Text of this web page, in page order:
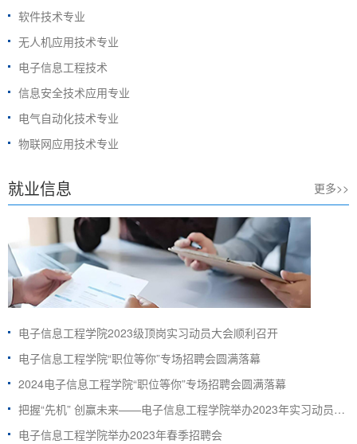
软件技术专业
无人机应用技术专业
电子信息工程技术
信息安全技术应用专业
电气自动化技术专业
物联网应用技术专业
就业信息 更多>>
电子信息工程学院2023级顶岗实习动员大会顺利召开
电子信息工程学院“职位等你”专场招聘会圆满落幕
2024电子信息工程学院“职位等你”专场招聘会圆满落幕
把握“先机” 创赢未来——电子信息工程学院举办2023年实习动员及双选会
电子信息工程学院举办2023年春季招聘会